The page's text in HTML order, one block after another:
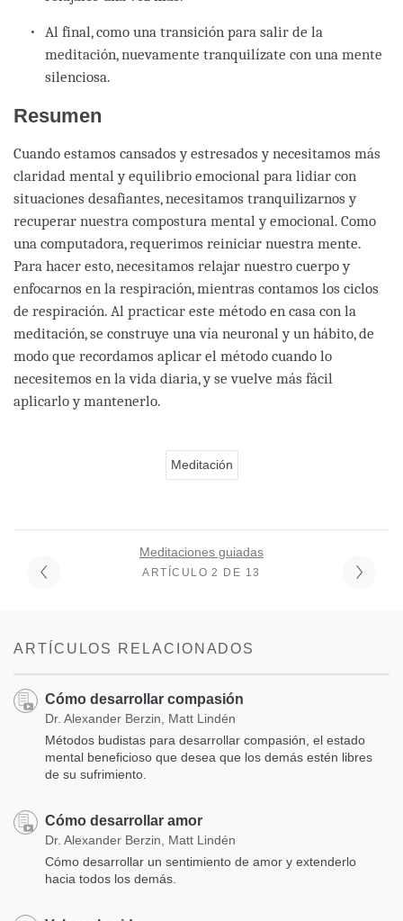
Al final, como una transición para salir de la
meditación, nuevamente tranquilízate con una mente
silenciosa.
Resumen
Cuando estamos cansados y estresados y necesitamos más
claridad mental y equilibrio emocional para lidiar con
situaciones desafiantes, necesitamos tranquilizarnos y
recuperar nuestra compostura mental y emocional. Como
una computadora, requerimos reiniciar nuestra mente.
Para hacer esto, necesitamos relajar nuestro cuerpo y
enfocarnos en la respiración, mientras contamos los ciclos
de respiración. Al practicar este método en casa con la
meditación, se construye una vía neuronal y un hábito, de
modo que recordamos aplicar el método cuando lo
necesitemos en la vida diaria, y se vuelve más fácil
aplicarlo y mantenerlo.
Meditación
Meditaciones guiadas
ARTÍCULO 2 DE 13
ARTÍCULOS RELACIONADOS
Cómo desarrollar compasión
Dr. Alexander Berzin, Matt Lindén
Métodos budistas para desarrollar compasión, el estado
mental beneficioso que desea que los demás estén libres
de su sufrimiento.
Cómo desarrollar amor
Dr. Alexander Berzin, Matt Lindén
Cómo desarrollar un sentimiento de amor y extenderlo
hacia todos los demás.